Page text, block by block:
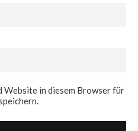
Website in diesem Browser für